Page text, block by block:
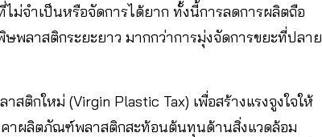
ม่จำเป็นหรือจัดการได้ยาก ทั้งนี้การลดการผลิตถือ
พลาสติกระยะยาว มากกว่าการมุ่งจัดการขยะที่ปลาย
ติกใหม่ (Virgin Plastic Tax) เพื่อสร้างแรงจูงใจให้
คาผลิตภัณฑ์พลาสติกสะท้อนต้นทุนด้านสิ่งแวดล้อม